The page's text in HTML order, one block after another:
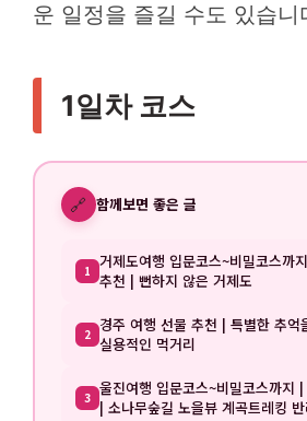
운 일정을 즐길 수도 있습니
1일차 코스
🔗 함께보면 좋은 글
1 거제도여행 입문코스~비밀코스까
추천 | 뻔하지 않은 거제도
2 경주 여행 선물 추천 | 특별한 추억
실용적인 먹거리
3 울진여행 입문코스~비밀코스까지
| 소나무숲길 노을뷰 계곡트레킹